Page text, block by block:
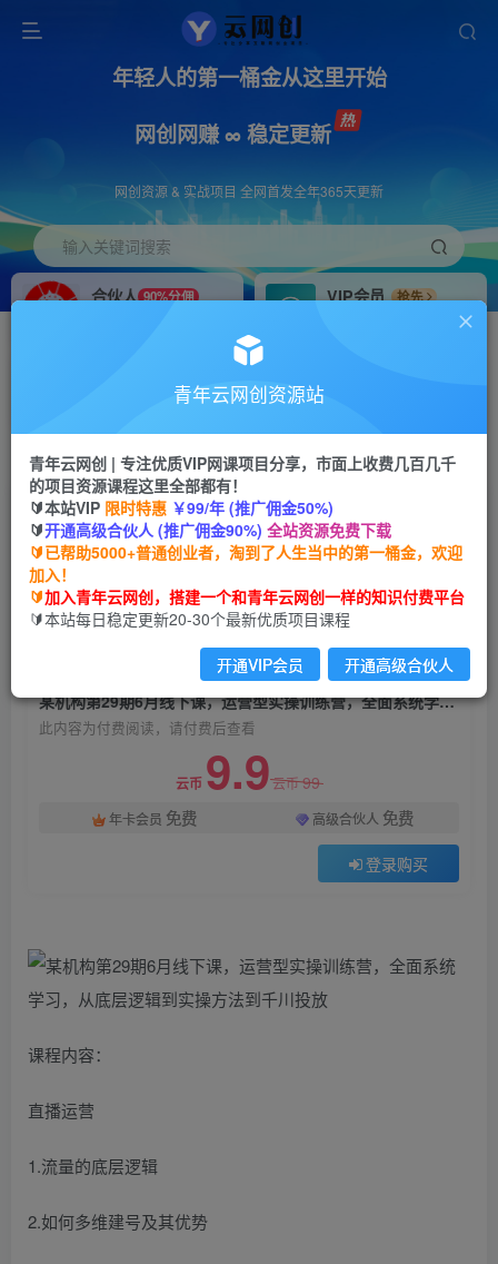
年轻人的第一桶金从这里开始
网创网赚 ∞ 稳定更新
网创资源 & 实战项目 全网首发全年365天更新
输入关键词搜索
合伙人 90%分佣
VIP会员
抢先
搭建同款网站，自己当老板
首页 创业课程 会员免费 正文
某机构第29期6月线下课，运营型实操训练营，全
面系统学习，从底层逻辑到实操方法到千川投放
青年云网创
2年前发布
关注 私信
某机构第29期6月线下课，运营型实操训练营，全面系统学习，从底层逻辑到实操方法到千川投放
此内容为付费阅读，请付费后查看
云币 9.9云币99
年卡会员 免费 高级合伙人 免费
登录购买
课程内容：
直播运营
1.流量的底层逻辑
2.如何多维建号及其优势
青年云网创资源站
青年云网创 | 专注优质VIP网课项目分享，市面上收费几百几千
的项目资源课程这里全部都有！
🔰本站VIP 限时特惠 ￥99/年 (推广佣金50%)
🔰开通高级合伙人 (推广佣金90%) 全站资源免费下载
🔰已帮助5000+普通创业者，淘到了人生当中的第一桶金，欢迎
加入！
🔰加入青年云网创，搭建一个和青年云网创一样的知识付费平台
🔰本站每日稳定更新20-30个最新优质项目课程
开通VIP会员 开通高级合伙人